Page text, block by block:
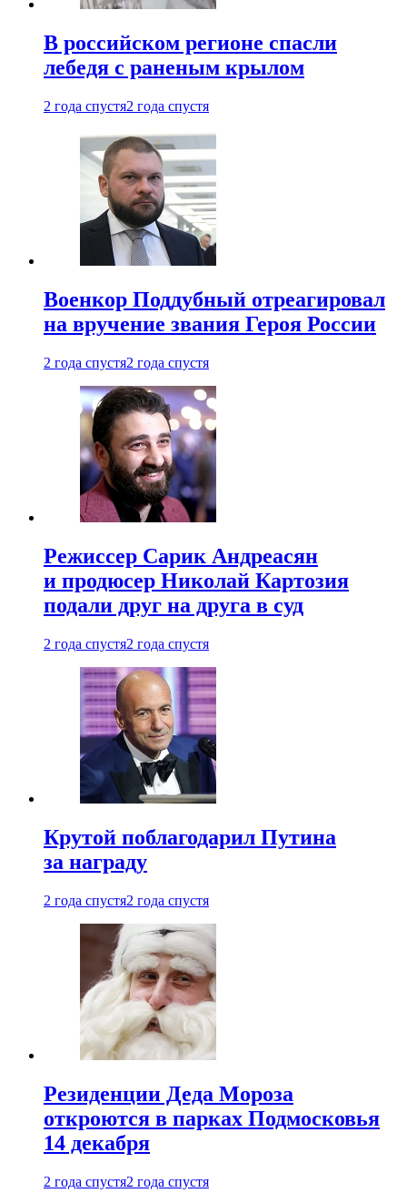
В российском регионе спасли
лебедя с раненым крылом
2 года спустя2 года спустя
Военкор Поддубный отреагировал
на вручение звания Героя России
2 года спустя2 года спустя
Режиссер Сарик Андреасян
и продюсер Николай Картозия
подали друг на друга в суд
2 года спустя2 года спустя
Крутой поблагодарил Путина
за награду
2 года спустя2 года спустя
Резиденции Деда Мороза
откроются в парках Подмосковья
14 декабря
2 года спустя2 года спустя